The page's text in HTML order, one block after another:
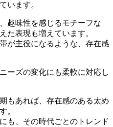
います。
趣味性を感じるモチーフな
た表現も増えています。
が主役になるような、存在感
ーズの変化にも柔軟に対応し
もあれば、存在感のある太め
。
も、その時代ごとのトレンド